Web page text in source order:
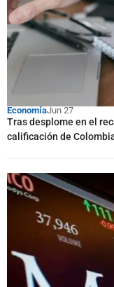
EconomíaJun 27
Tras desplome en el
calificación de